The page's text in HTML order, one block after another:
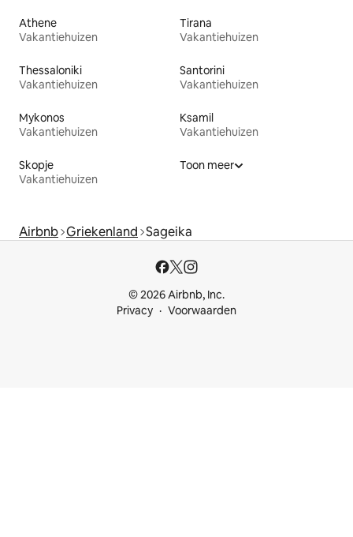
Athene
Vakantiehuizen
Tirana
Vakantiehuizen
Thessaloniki
Vakantiehuizen
Santorini
Vakantiehuizen
Mykonos
Vakantiehuizen
Ksamil
Vakantiehuizen
Skopje
Vakantiehuizen
Toon meer
Airbnb Griekenland Sageika
© 2026 Airbnb, Inc.
Privacy
Voorwaarden